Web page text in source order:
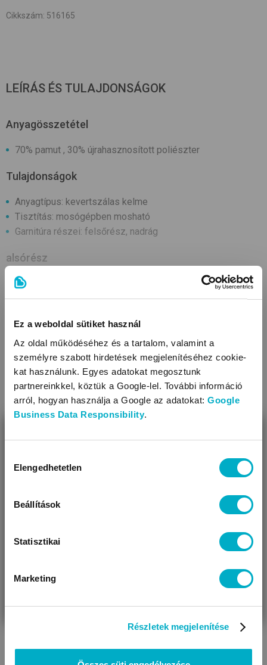
Ez a weboldal sütiket használ
Az oldal működéséhez és a tartalom, valamint a
személyre szabott hirdetések megjelenítéséhez cookie-
kat használunk. Egyes adatokat megosztunk
partnereinkkel, köztük a Google-lel. További információ
arról, hogyan használja a Google az adatokat: Google
Business Data Responsibility.
kiválasztása
Elengedhetetlen
Beállítások
Statisztikai
Marketing
Részletek megjelenítése
Cikkszám: 516165
LEÍRÁS ÉS TULAJDONSÁGOK
Anyagösszetétel
70% pamut , 30% újrahasznosított poliészter
Tulajdonságok
Anyagtípus: kevertszálas kelme
Tisztítás: mosógépben mosható
Garnitúra részei: felsőrész, nadrág
alsórész
Fazon: deréknadrág, gumis derekú, szár alja passzés
Szárhossz: hosszú
felsőrész
Fazon: elöl végig cipzáros, kapucnis
Ujjhossz: hosszú
Díszítés: hímzett
Gyerek pólók, baba
Úgy látjuk, most jársz nálunk először!
VÁRANDÓS
AJÁNDÉKOT